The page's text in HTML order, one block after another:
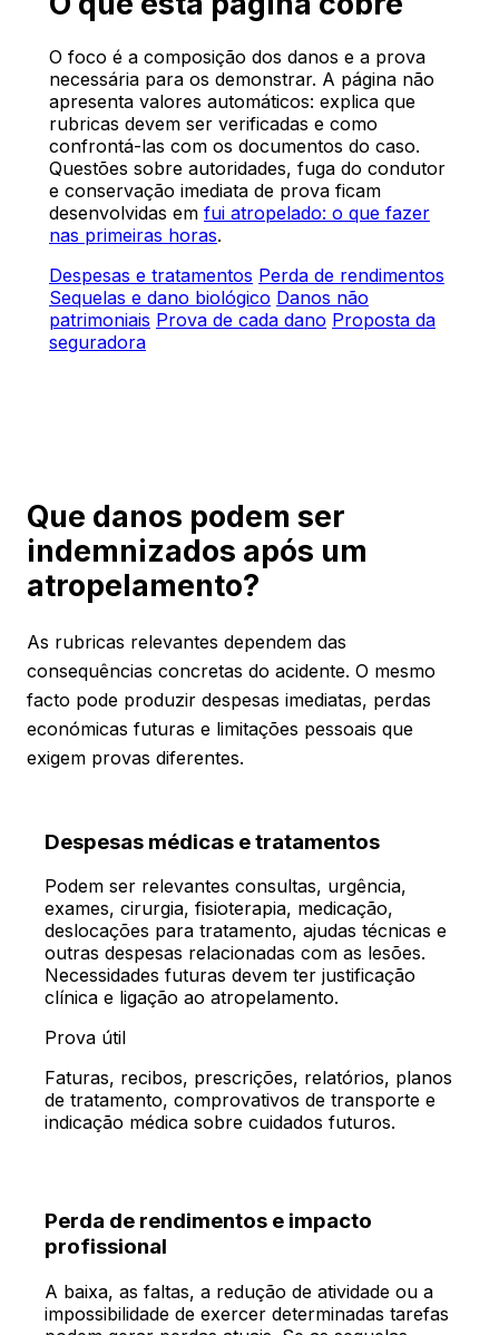
O foco é a composição dos danos e a prova
necessária para os demonstrar. A página não
apresenta valores automáticos: explica que
rubricas devem ser verificadas e como
confrontá-las com os documentos do caso.
Questões sobre autoridades, fuga do condutor
e conservação imediata de prova ficam
desenvolvidas em fui atropelado: o que fazer
nas primeiras horas.
Despesas e tratamentos Perda de rendimentos
Sequelas e dano biológico Danos não
patrimoniais Prova de cada dano Proposta da
seguradora
Que danos podem ser
indemnizados após um
atropelamento?
As rubricas relevantes dependem das
consequências concretas do acidente. O mesmo
facto pode produzir despesas imediatas, perdas
económicas futuras e limitações pessoais que
exigem provas diferentes.
Despesas médicas e tratamentos
Podem ser relevantes consultas, urgência,
exames, cirurgia, fisioterapia, medicação,
deslocações para tratamento, ajudas técnicas e
outras despesas relacionadas com as lesões.
Necessidades futuras devem ter justificação
clínica e ligação ao atropelamento.
Prova útil
Faturas, recibos, prescrições, relatórios, planos
de tratamento, comprovativos de transporte e
indicação médica sobre cuidados futuros.
Perda de rendimentos e impacto
profissional
A baixa, as faltas, a redução de atividade ou a
impossibilidade de exercer determinadas tarefas